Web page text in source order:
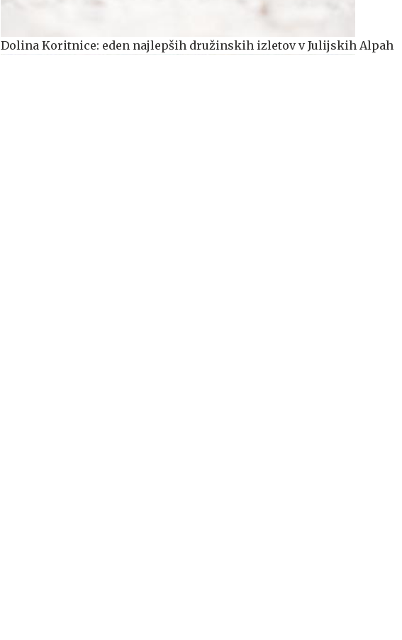
Dolina Koritnice: eden najlepših družinskih izletov v Julijskih Alpah